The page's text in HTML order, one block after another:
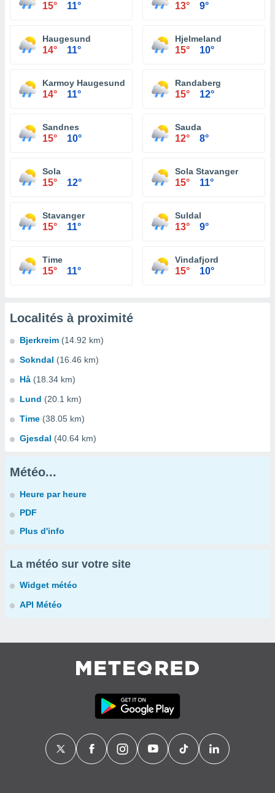
15° 11° 13° 9°
Haugesund
14° 11°
Hjelmeland
15° 10°
Karmoy Haugesund
14° 11°
Randaberg
15° 12°
Sandnes
15° 10°
Sauda
12° 8°
Sola
15° 12°
Sola Stavanger
15° 11°
Stavanger
15° 11°
Suldal
13° 9°
Time
15° 11°
Vindafjord
15° 10°
Localités à proximité
Bjerkreim (14.92 km)
Sokndal (16.46 km)
Hå (18.34 km)
Lund (20.1 km)
Time (38.05 km)
Gjesdal (40.64 km)
Météo...
Heure par heure
PDF
Plus d'info
La météo sur votre site
Widget météo
API Météo